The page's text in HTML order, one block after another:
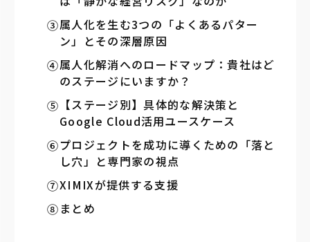
属人化を生む3つの「よくあるパター
ン」とその深層原因
属人化解消へのロードマップ：貴社はど
のステージにいますか？
【ステージ別】具体的な解決策と
Google Cloud活用ユースケース
プロジェクトを成功に導くための「落と
し穴」と専門家の視点
XIMIXが提供する支援
まとめ